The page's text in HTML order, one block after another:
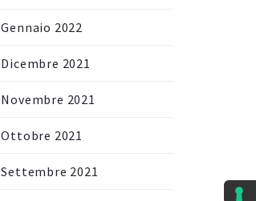
Gennaio 2022
Dicembre 2021
Novembre 2021
Ottobre 2021
Settembre 2021